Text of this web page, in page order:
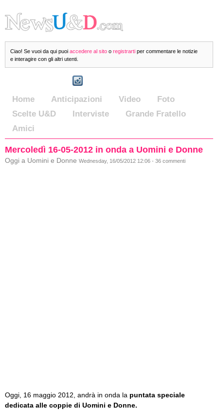
Ciao! Se vuoi da qui puoi accedere al sito o registrarti per commentare le notizie
e interagire con gli altri utenti.
Home Anticipazioni Video
Foto
Scelte U&D
Interviste
Grande Fratello
Amici
Mercoledì 16-05-2012 in onda a Uomini e Donne
Oggi a Uomini e Donne Wednesday, 16/05/2012 12:06 - 36 commenti
Oggi, 16 maggio 2012, andrà in onda la puntata speciale
dedicata alle coppie di Uomini e Donne.